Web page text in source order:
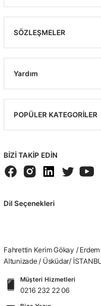
SÖZLEŞMELER
Yardım
POPÜLER KATEGORİLER
BİZİ TAKİP EDİN
Dil Seçenekleri
Fahrettin Kerim Gökay /
Altunizade / Üsküdar/
Müşteri Hizmetleri
0216 232 22 06